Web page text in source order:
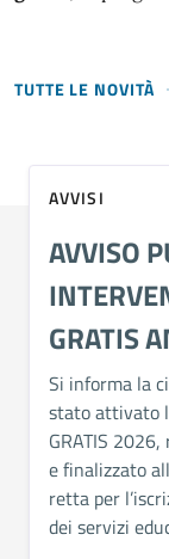
TUTTE LE NOVITÀ
AVVISI
AVVISO
GRATIS
Si informa la
stato attivato
GRATIS
e finalizzato
retta per
dei servizi